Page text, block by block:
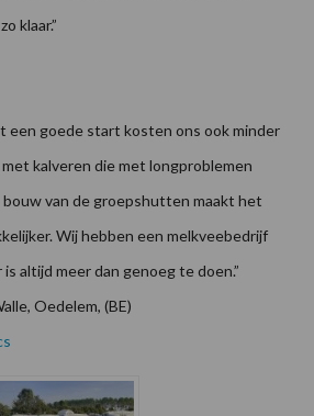
klaar.”
een goede start kosten ons ook minder
kalveren die met longproblemen
van de groepshutten maakt het
Wij hebben een melkveebedrijf
altijd meer dan genoeg te doen.”
Oedelem, (BE)